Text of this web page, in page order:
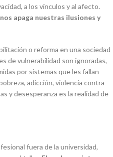
a los vínculos y al afecto.
apaga nuestras ilusiones y
o reforma en una sociedad
de vulnerabilidad son ignoradas,
por sistemas que les fallan
adicción, violencia contra
y desesperanza es la realidad de
fuera de la universidad,